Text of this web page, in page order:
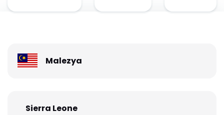
Malezya
Sierra Leone